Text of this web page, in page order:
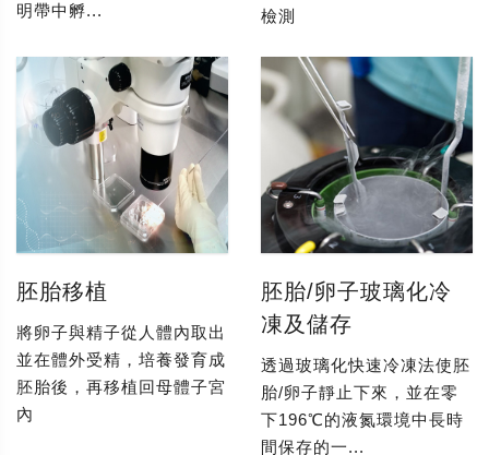
明帶中孵...
檢測
胚胎移植
將卵子與精子從人體內取出
並在體外受精，培養發育成
胚胎後，再移植回母體子宮
內
胚胎/卵子玻璃化冷
凍及儲存
透過玻璃化快速冷凍法使胚
胎/卵子靜止下來，並在零
下196℃的液氮環境中長時
間保存的一...